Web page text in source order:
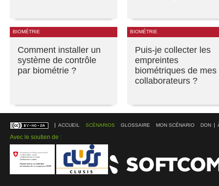
BIOMÉTRIE
Comment installer un
système de contrôle
par biométrie ?
BIOMÉTRIE
Puis-je collecter les
empreintes
biométriques de mes
collaborateurs ?
ACCUEIL SCÉNARIOS GLOSSAIRE MON SCÉNARIO DON
Avec le soutien de :